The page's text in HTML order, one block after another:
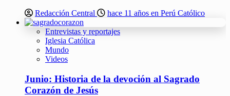
Redacción Central hace 11 años en Perú Católico
Entrevistas y reportajes
Iglesia Católica
Mundo
Videos
Junio: Historia de la devoción al Sagrado
Corazón de Jesús